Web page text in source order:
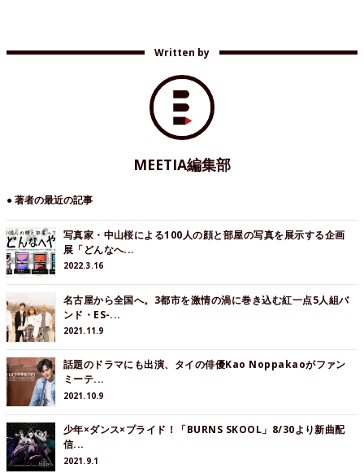
Written by
MEETIA編集部
● 著者の最近の記事
写真家・中山桜による100人の顔と部屋の写真を展示する企画
展「どんなへ...
2022.3.16
名古屋から全国へ。3都市を激情の渦に巻き込む紅一点5人組バ
ンド・ES-...
2021.11.9
話題のドラマにも出演、タイの俳優Kao Noppakaoがファン
ミーテ...
2021.10.9
少年×ダンス×プライド！「BURNS SKOOL」8/30より新曲配
信...
2021.9.1